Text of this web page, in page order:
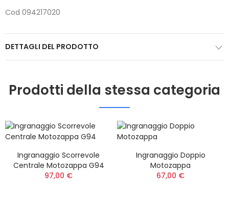
Cod 094217020
DETTAGLI DEL PRODOTTO
Prodotti della stessa categoria
Ingranaggio Scorrevole
Centrale Motozappa G94
97,00 €
Ingranaggio Doppio
Motozappa
67,00 €